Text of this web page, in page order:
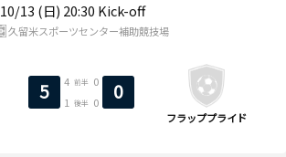
10/13 (日) 20:30 Kick-off
5 4 前半
0
1
後半 0 0
フラッププライド
久留米スポーツセンター補助競技場